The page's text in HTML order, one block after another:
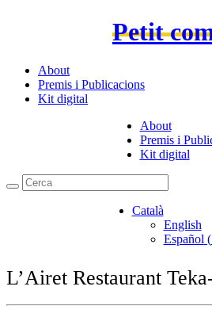
Petit
About
Premis i Publicacions
Kit digital
About
Premis i
Kit digital
Català
English
Español(
L’Airet Restaurant